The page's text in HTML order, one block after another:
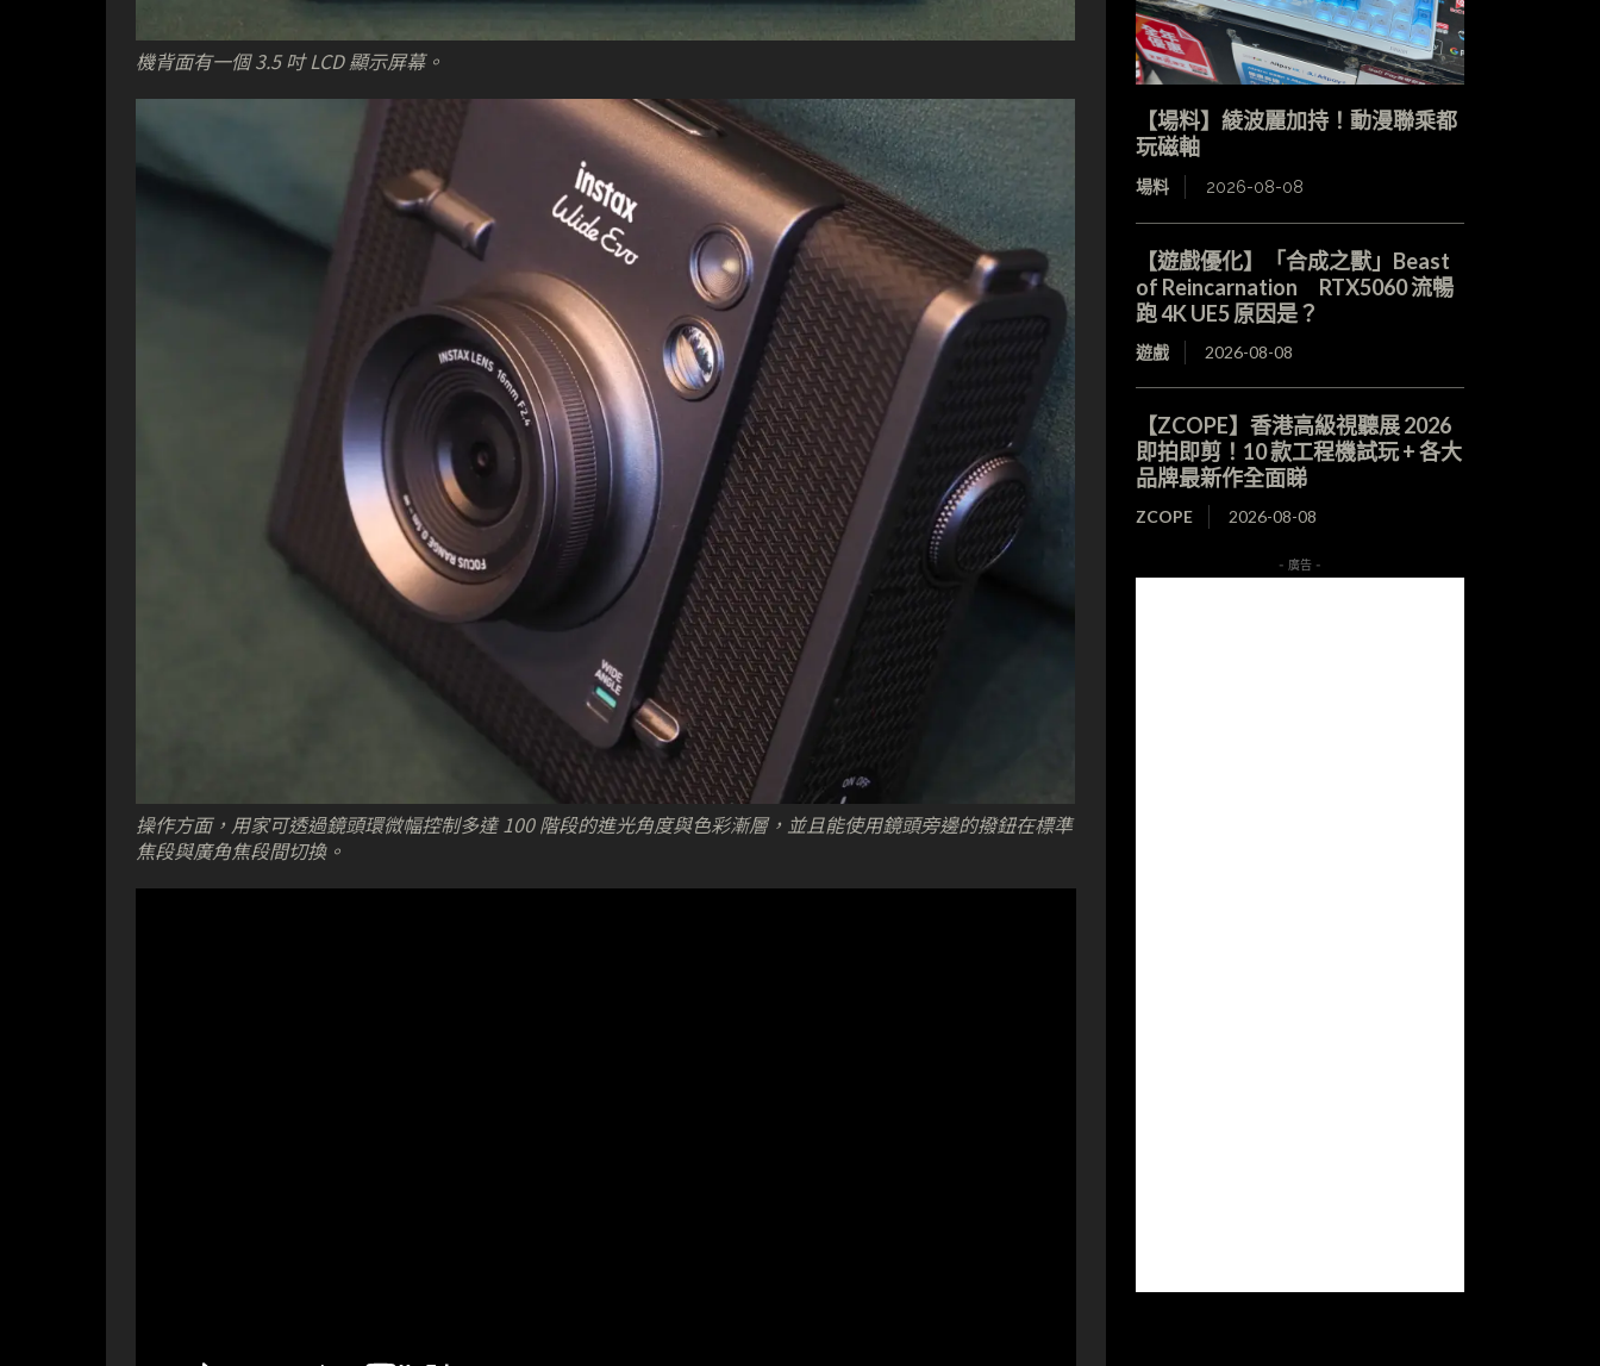
機背面有一個 3.5 吋 LCD 顯示屏幕。
操作方面，用家可透過鏡頭環微幅控制多達 100 階段的進光角度與色彩漸層，並且能使用鏡頭旁邊的撥鈕在標準
焦段與廣角焦段間切換。
【場料】綾波麗加持！動漫聯乘都
玩磁軸
場料 2026-08-08
【遊戲優化】「合成之獸」Beast
of Reincarnation RTX5060 流暢
跑 4K UE5 原因是？
遊戲 2026-08-08
【ZCOPE】香港高級視聽展 2026
即拍即剪！10 款工程機試玩 + 各大
品牌最新作全面睇
ZCOPE 2026-08-08
- 廣告 -